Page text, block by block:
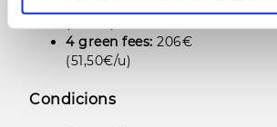
4 green fees: 206€
(51,50€/u)
Condicions